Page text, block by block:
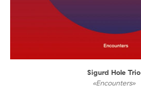
Sigurd Hole Trio
«Encounters»